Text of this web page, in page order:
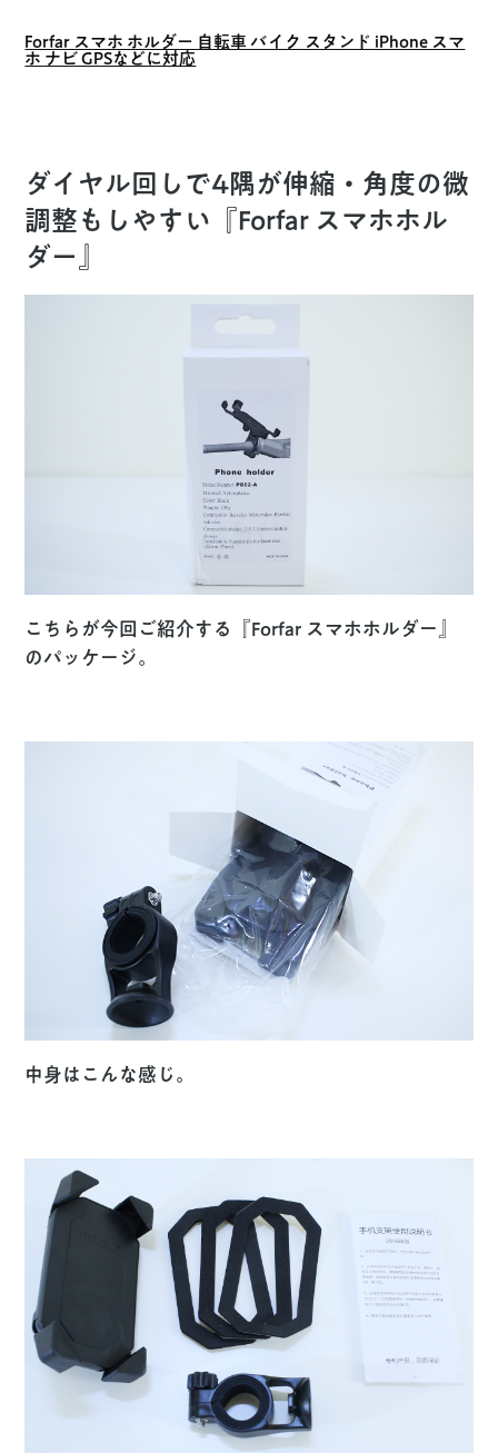
Forfar スマホ ホルダー 自転車 バイク スタンド iPhone スマ
ホ ナビ GPSなどに対応
ダイヤル回しで4隅が伸縮・角度の微
調整もしやすい『Forfar スマホホル
ダー』
こちらが今回ご紹介する『Forfar スマホホルダー』
のパッケージ。
中身はこんな感じ。